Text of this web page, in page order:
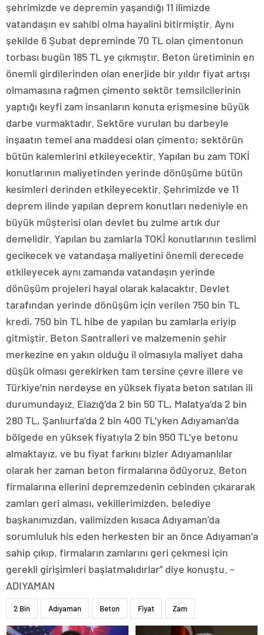
şehrimizde ve depremin yaşandığı 11 ilimizde
vatandaşın ev sahibi olma hayalini bitirmiştir. Aynı
şekilde 6 Şubat depreminde 70 TL olan çimentonun
torbası bugün 185 TL ye çıkmıştır. Beton üretiminin en
önemli girdilerinden olan enerjide bir yıldır fiyat artışı
olmamasına rağmen çimento sektör temsilcilerinin
yaptığı keyfi zam insanların konuta erişmesine büyük
darbe vurmaktadır. Sektöre vurulan bu darbeyle
inşaatın temel ana maddesi olan çimento; sektörün
bütün kalemlerini etkileyecektir. Yapılan bu zam TOKİ
konutlarının maliyetinden yerinde dönüşüme bütün
kesimleri derinden etkileyecektir. Şehrimizde ve 11
deprem ilinde yapılan deprem konutları nedeniyle en
büyük müşterisi olan devlet bu zulme artık dur
demelidir. Yapılan bu zamlarla TOKİ konutlarının teslimi
gecikecek ve vatandaşa maliyetini önemli derecede
etkileyecek aynı zamanda vatandaşın yerinde
dönüşüm projeleri hayal olarak kalacaktır. Devlet
tarafından yerinde dönüşüm için verilen 750 bin TL
kredi, 750 bin TL hibe de yapılan bu zamlarla eriyip
gitmiştir. Beton Santralleri ve malzemenin şehir
merkezine en yakın olduğu il olmasıyla maliyet daha
düşük olması gerekirken tam tersine çevre illere ve
Türkiye’nin nerdeyse en yüksek fiyata beton satılan ili
durumundayız. Elazığ’da 2 bin 50 TL, Malatya’da 2 bin
280 TL, Şanlıurfa’da 2 bin 400 TL’yken Adıyaman’da
bölgede en yüksek fiyatıyla 2 bin 950 TL’ye betonu
almaktayız, ve bu fiyat farkını bizler Adıyamanlılar
olarak her zaman beton firmalarına ödüyoruz. Beton
firmalarına ellerini depremzedenin cebinden çıkararak
zamları geri alması, vekillerimizden, belediye
başkanımızdan, valimizden kısaca Adıyaman’da
sorumluluk his eden herkesten bir an önce Adıyaman’a
sahip çıkıp, firmaların zamlarını geri çekmesi için
gerekli girişimleri başlatmalıdırlar” diye konuştu. –
ADIYAMAN
2 Bin Adıyaman Beton Fiyat Zam